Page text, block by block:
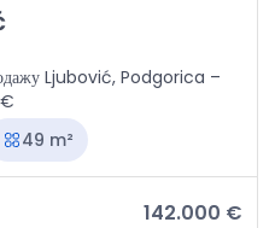
Ljubović
Ljubović, Podgorica –
€
49 m²
142.000 €